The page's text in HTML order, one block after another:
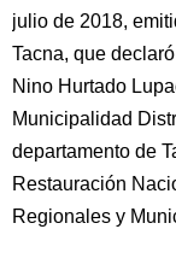
julio de 2018,
Tacna, que
Nino Hurtado
Municipalidad
departamento de
Restauración
Regionales y